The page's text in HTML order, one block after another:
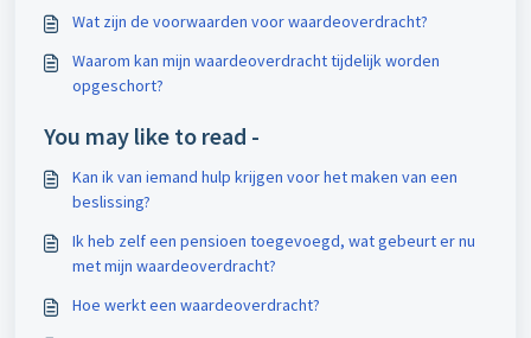
Wat zijn de voorwaarden voor waardeoverdracht?
Waarom kan mijn waardeoverdracht tijdelijk worden
opgeschort?
You may like to read -
Kan ik van iemand hulp krijgen voor het maken van een
beslissing?
Ik heb zelf een pensioen toegevoegd, wat gebeurt er nu
met mijn waardeoverdracht?
Hoe werkt een waardeoverdracht?